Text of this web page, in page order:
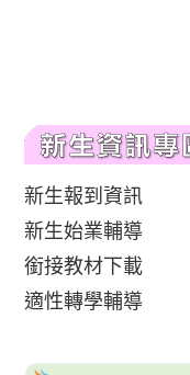
新生報到資訊
新生始業輔導
銜接教材下載
適性轉學輔導